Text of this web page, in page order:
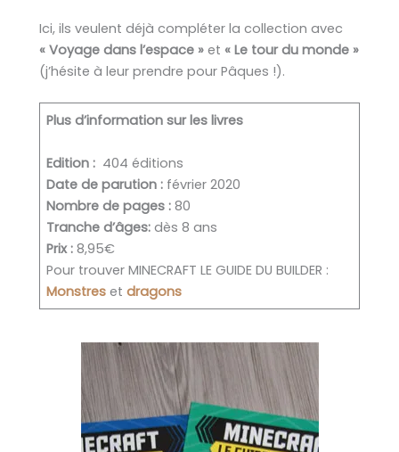
Ici, ils veulent déjà compléter la collection avec
« Voyage dans l’espace » et « Le tour du monde »
(j’hésite à leur prendre pour Pâques !).
Plus d’information sur les livres
Edition : 404 éditions
Date de parution : février 2020
Nombre de pages : 80
Tranche d’âges: dès 8 ans
Prix : 8,95€
Pour trouver MINECRAFT LE GUIDE DU BUILDER :
Monstres etdragons